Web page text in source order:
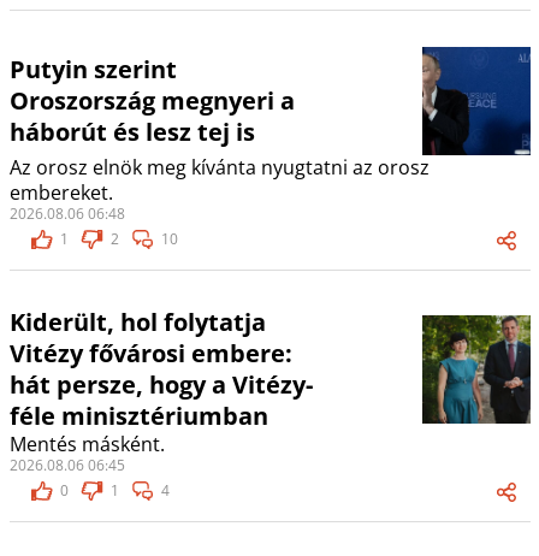
Putyin szerint
Oroszország megnyeri a
háborút és lesz tej is
Az orosz elnök meg kívánta nyugtatni az orosz
embereket.
2026.08.06 06:48
1
2 10
Kiderült, hol folytatja
Vitézy fővárosi embere:
hát persze, hogy a Vitézy-
féle minisztériumban
Mentés másként.
2026.08.06 06:45
0
1 4